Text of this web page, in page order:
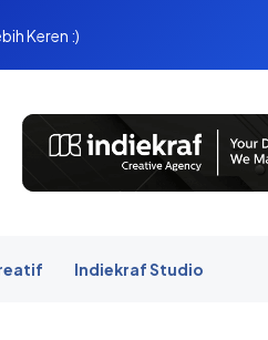
Keren :)
Indiekraf Studio